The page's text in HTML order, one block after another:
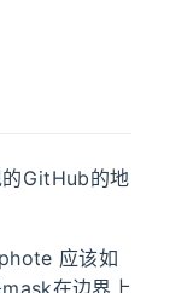
的GitHub的地
应该如